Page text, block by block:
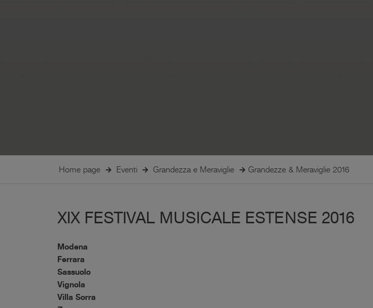
Home page Eventi Grandezza e Meraviglie Grandezze & Meraviglie 2016
XIX FESTIVAL MUSICALE ESTENSE 2016
Modena
Ferrara
Sassuolo
Vignola
Villa Sorra